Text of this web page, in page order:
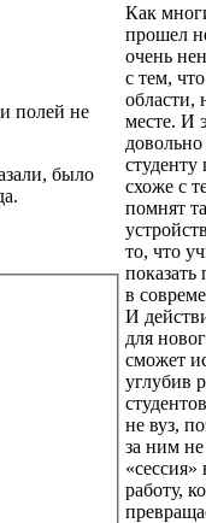
полей не
было
Как
прошел
очень
с тем,
области,
месте. И
студенту
схоже с
помнят
то, что
показать
в
И
для
сможет
углубив
не вуз,
за ним не
работу,